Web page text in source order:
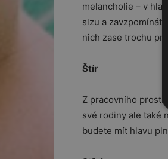
melancholie – v
slzu a
nich zase trochu
Štír
Z pracovního
své rodiny ale také
budete mít hlavu